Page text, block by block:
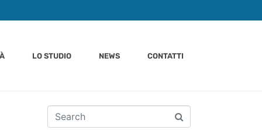
LO STUDIO NEWS CONTATTI